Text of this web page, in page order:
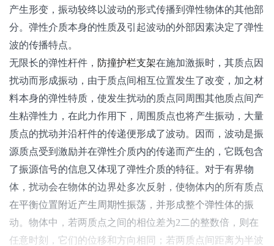
产生形变，振动较终以波动的形式传播到弹性物体的其他部
分。弹性介质本身的性质及引起波动的外部因素决定了弹性
波的传播特点。
无限长的弹性杆件， 防撞护栏支架在施加激振时，其质点因
扰动而形成振动，由于质点间相互位置发生了改变，加之材
料本身的弹性特质，使发生扰动的质点同周围其他质点间产
生粘弹性力，在此力作用下，周围质点也将产生振动，大量
质点的扰动并沿杆件的传递便形成了波动。因而，波动是振
源质点受到激励并在弹性介质内的传递而产生的，它既包含
了振源信号的信息又体现了弹性介质的特征。对于有界物
体，扰动会在物体的边界处多次反射，使物体内的所有质点
在平衡位置附近产生周期性振荡，并形成整个弹性体的振
动。物体中，若两质点之间的相位差为2二的整数倍，则在
任意时刻，它们的位移和方向相同；若两质点间距离为半波